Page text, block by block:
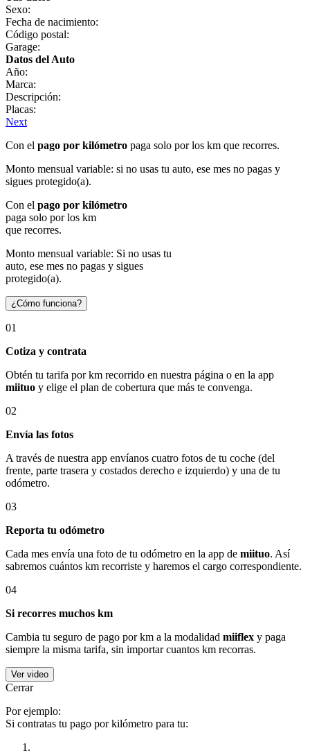
Sexo:
Fecha de nacimiento:
Código postal:
Garage:
Datos del Auto
Año:
Marca:
Descripción:
Placas:
Next
Con el pago por kilómetro paga solo por los km que recorres.
Monto mensual variable: si no usas tu auto, ese mes no pagas y
sigues protegido(a).
Con el pago por kilómetro
paga solo por los km
que recorres.
Monto mensual variable: Si no usas tu
auto, ese mes no pagas y sigues
protegido(a).
¿Cómo funciona?
01
Cotiza y contrata
Obtén tu tarifa por km recorrido en nuestra página o en la app
miituo y elige el plan de cobertura que más te convenga.
02
Envía las fotos
A través de nuestra app envíanos cuatro fotos de tu coche (del
frente, parte trasera y costados derecho e izquierdo) y una de tu
odómetro.
03
Reporta tu odómetro
Cada mes envía una foto de tu odómetro en la app de miituo. Así
sabremos cuántos km recorriste y haremos el cargo correspondiente.
04
Si recorres muchos km
Cambia tu seguro de pago por km a la modalidad miiflex y paga
siempre la misma tarifa, sin importar cuantos km recorras.
Ver video
Cerrar
Por ejemplo:
Si contratas tu pago por kilómetro para tu: